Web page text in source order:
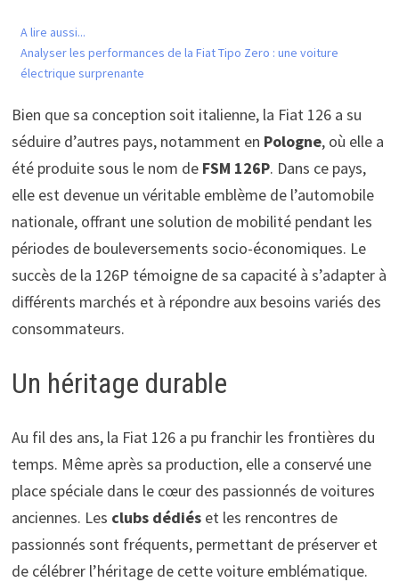
A lire aussi...
Analyser les performances de la Fiat Tipo Zero : une voiture
électrique surprenante
Bien que sa conception soit italienne, la Fiat 126 a su
séduire d’autres pays, notamment en Pologne, où elle a
été produite sous le nom de FSM 126P. Dans ce pays,
elle est devenue un véritable emblème de l’automobile
nationale, offrant une solution de mobilité pendant les
périodes de bouleversements socio-économiques. Le
succès de la 126P témoigne de sa capacité à s’adapter à
différents marchés et à répondre aux besoins variés des
consommateurs.
Un héritage durable
Au fil des ans, la Fiat 126 a pu franchir les frontières du
temps. Même après sa production, elle a conservé une
place spéciale dans le cœur des passionnés de voitures
anciennes. Les clubs dédiéset les rencontres de
passionnés sont fréquents, permettant de préserver et
de célébrer l’héritage de cette voiture emblématique.